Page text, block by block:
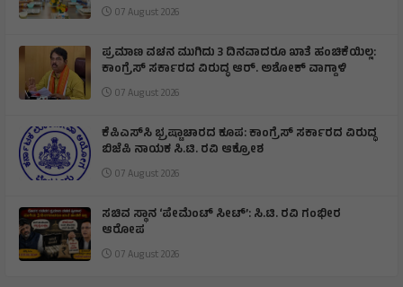
07 August 2026
ಪ್ರಮಾಣ ವಚನ ಮುಗಿದು 3 ದಿನವಾದರೂ ಖಾತೆ ಹಂಚಿಕೆಯಿಲ್ಲ:
ಕಾಂಗ್ರೆಸ್ ಸರ್ಕಾರದ ವಿರುದ್ಧ ಆರ್‌. ಅಶೋಕ್ ವಾಗ್ದಾಳಿ
07 August 2026
ಕೆಪಿಎಸ್‌ಸಿ ಭ್ರಷ್ಟಾಚಾರದ ಕೂಪ: ಕಾಂಗ್ರೆಸ್ ಸರ್ಕಾರದ ವಿರುದ್ಧ
ಬಿಜೆಪಿ ನಾಯಕ ಸಿ.ಟಿ. ರವಿ ಆಕ್ರೋಶ
07 August 2026
ಸಚಿವ ಸ್ಥಾನ ‘ಪೇಮೆಂಟ್ ಸೀಟ್’: ಸಿ.ಟಿ. ರವಿ ಗಂಭೀರ
ಆರೋಪ
07 August 2026